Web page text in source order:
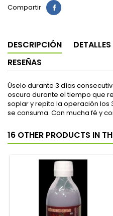
Compartir
DESCRIPCIÓN
RESEÑAS
Úselo durante 3 días
oscura durante el tiempo que
soplar y repita la operación los
se consuma. Con mucha fé y
16 OTHER PRODUCTS IN